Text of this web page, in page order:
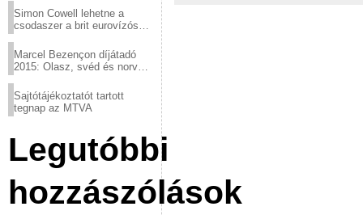
Simon Cowell lehetne a
csodaszer a brit eurovízós
Marcel Bezençon díjátadó
2015: Olasz, svéd és norvég
Sajtótájékoztatót tartott
tegnap az MTVA
Legutóbbi
hozzászólások